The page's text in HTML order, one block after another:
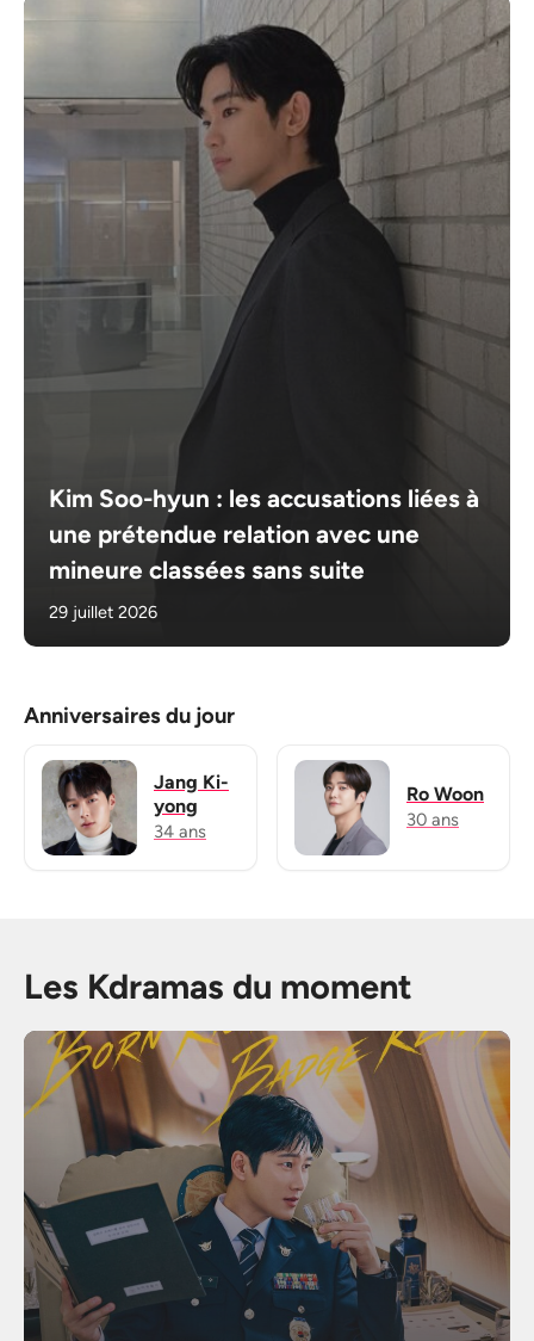
Kim Soo-hyun : les accusations liées à
une prétendue relation avec une
mineure classées sans suite
29 juillet 2026
Anniversaires du jour
Jang Ki-
yong
34 ans
Ro Woon
30 ans
Les Kdramas du moment